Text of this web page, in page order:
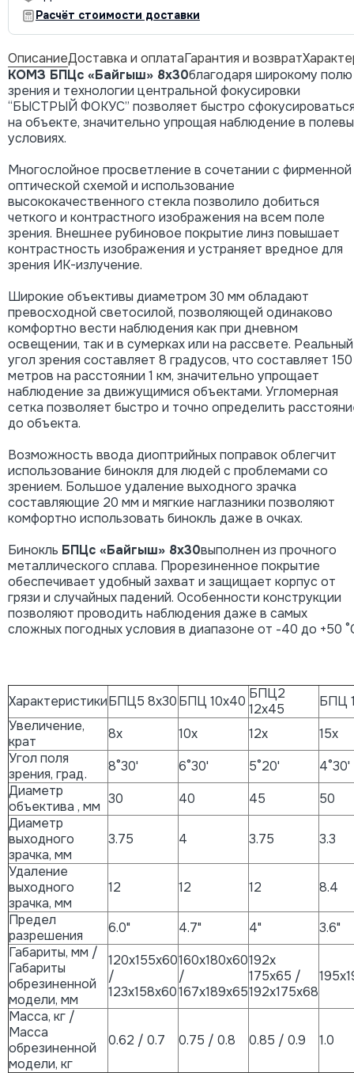
Расчёт стоимости доставки
ОписаниеДоставка и оплатаГарантия и возврат
КОМЗ БПЦс «Байгыш» 8x30благодаря широкому полю
зрения и технологии центральной фокусировки
“БЫСТРЫЙ ФОКУС” позволяет быстро
на объекте, значительно упрощая наблюдение в
условиях.
Многослойное просветление в сочетании с фирменной
оптической схемой и использование
высококачественного стекла позволило добиться
четкого и контрастного изображения на всем поле
зрения. Внешнее рубиновое покрытие линз повышает
контрастность изображения и устраняет вредное для
зрения ИК-излучение.
Широкие объективы диаметром 30 мм обладают
превосходной светосилой, позволяющей одинаково
комфортно вести наблюдения как при дневном
освещении, так и в сумерках или на рассвете. Реальный
угол зрения составляет 8 градусов, что составляет 150
метров на расстоянии 1 км, значительно упрощает
наблюдение за движущимися объектами. Угломерная
сетка позволяет быстро и точно определить
до объекта.
Возможность ввода диоптрийных поправок облегчит
использование бинокля для людей с проблемами со
зрением. Большое удаление выходного зрачка
составляющие 20 мм и мягкие наглазники позволяют
комфортно использовать бинокль даже в очках.
Бинокль БПЦс «Байгыш» 8x30выполнен из прочного
металлического сплава. Прорезиненное покрытие
обеспечивает удобный захват и защищает корпус от
грязи и случайных падений. Особенности конструкции
позволяют проводить наблюдения даже в самых
сложных погодных условия в диапазоне от -40 до +50
ХарактеристикиБПЦ5 8х30БПЦ 10х40 БПЦ2
12х45
БПЦ
Увеличение,
крат
8х 10х 12х
15х
Угол поля
зрения, град.
8°30' 6°30' 5°20'
4°30'
Диаметр
объектива , мм 30 40 45
50
Диаметр
выходного
зрачка, мм
3.75 4 3.75
3.3
Удаление
выходного
зрачка, мм
12 12 12
8.4
Предел
разрешения
6.0" 4.7" 4"
3.6"
Габариты, мм /
Габариты
обрезиненной
модели, мм
120х155х60
/
123х158х60
160х180х60
/
167х189х65
192х
175х65 /
192х175х68
Масса, кг /
Масса
обрезиненной
модели, кг
0.62 / 0.7 0.75 / 0.8 0.85 / 0.9 1.0